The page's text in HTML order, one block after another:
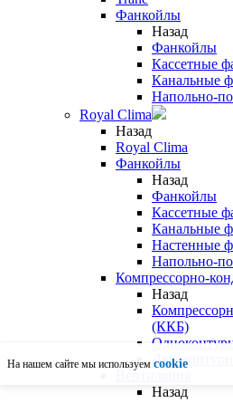
Фанкойлы
Назад
Фанкойлы
Кассетные
Канальные
Напольно-
Royal Clima
Назад
Royal Clima
Фанкойлы
Назад
Фанкойлы
Кассетные
Канальные
Настенные
Напольно-
Компрессорно-
Назад
(ККБ)
Вентиляция
Назад
На нашем сайте мы используем cookie